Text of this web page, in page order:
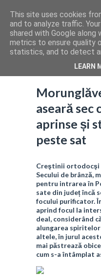
aseară sec
aprinse și
peste sat
Creştinii ortodocşi
Secului de brânză,
pentru intrarea în
sate din județ încă
focului purificator.
aprind focul la
deal, considerând
alungarea
altele, în jurul
mai păstrează
cum s-a întâmplat
This site uses cookies
and to analyze traffic.
shared with Google
metrics to ensure quality
statistics, and to detect
LEARN